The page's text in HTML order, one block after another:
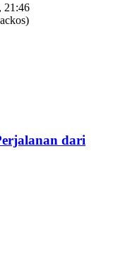
21:46
dari